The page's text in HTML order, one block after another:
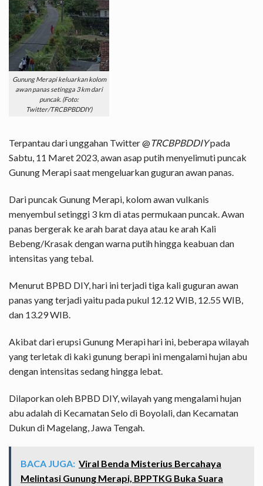
Gunung Merapi keluarkan kolom
awan panas setingga 3 km dari
puncak. (Foto:
Twitter/TRCBPBDDIY)
Terpantau dari unggahan Twitter @TRCBPBDDIYpada
Sabtu, 11 Maret 2023, awan asap putih menyelimuti puncak
Gunung Merapi saat mengeluarkan guguran awan panas.
Dari puncak Gunung Merapi, kolom awan vulkanis
menyembul setinggi 3 km di atas permukaan puncak. Awan
panas bergerak ke arah barat daya atau ke arah Kali
Bebeng/Krasak dengan warna putih hingga keabuan dan
intensitas yang tebal.
Menurut BPBD DIY, hari ini terjadi tiga kali guguran awan
panas yang terjadi yaitu pada pukul 12.12 WIB, 12.55 WIB,
dan 13.29 WIB.
Akibat dari erupsi Gunung Merapi hari ini, beberapa wilayah
yang terletak di kaki gunung berapi ini mengalami hujan abu
dengan intensitas sedang hingga lebat.
Dilaporkan oleh BPBD DIY, wilayah yang mengalami hujan
abu adalah di Kecamatan Selo di Boyolali, dan Kecamatan
Dukun di Magelang, Jawa Tengah.
BACA JUGA: Viral Benda Misterius Bercahaya
Melintasi Gunung Merapi, BPPTKG Buka Suara